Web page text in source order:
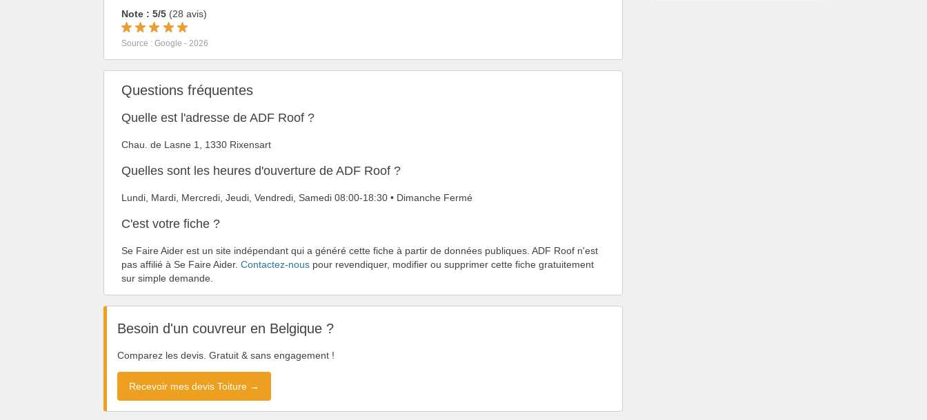
Note : 5/5 (28 avis)
Source : Google - 2026
Questions fréquentes
Quelle est l'adresse de ADF Roof ?
Chau. de Lasne 1, 1330 Rixensart
Quelles sont les heures d'ouverture de ADF Roof ?
Lundi, Mardi, Mercredi, Jeudi, Vendredi, Samedi 08:00-18:30 • Dimanche Fermé
C'est votre fiche ?
Se Faire Aider est un site indépendant qui a généré cette fiche à partir de données publiques. ADF Roof n'est
pas affilié à Se Faire Aider. Contactez-nous pour revendiquer, modifier ou supprimer cette fiche gratuitement
sur simple demande.
Besoin d'un couvreur en Belgique ?
Comparez les devis. Gratuit & sans engagement !
Recevoir mes devis Toiture →